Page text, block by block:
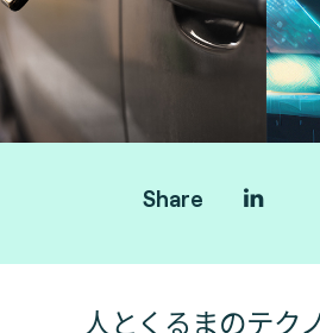
Share
人とくるまのテク